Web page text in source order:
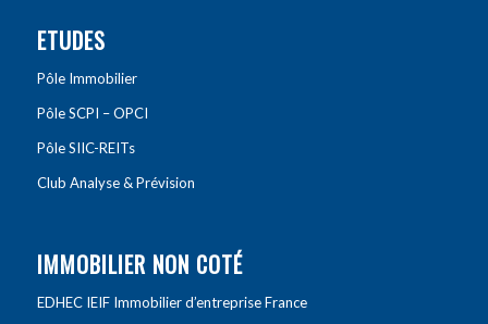
ETUDES
Pôle Immobilier
Pôle SCPI – OPCI
Pôle SIIC-REITs
Club Analyse & Prévision
IMMOBILIER NON COTÉ
EDHEC IEIF Immobilier d’entreprise France